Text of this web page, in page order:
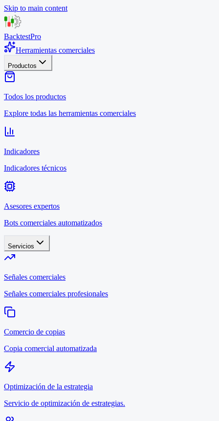
Skip to main content
BacktestPro
Herramientas comerciales
Productos
Todos los productos
Explore todas las herramientas comerciales
Indicadores
Indicadores técnicos
Asesores expertos
Bots comerciales automatizados
Servicios
Señales comerciales
Señales comerciales profesionales
Comercio de copias
Copia comercial automatizada
Optimización de la estrategia
Servicio de optimización de estrategias.